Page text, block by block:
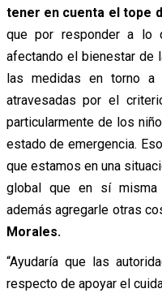
tener en cuenta el tope
que por responder a lo
afectando el bienestar de
las medidas en torno
atravesadas por el
particularmente de los
estado de emergencia.
que estamos en una
global que en sí
además agregarle otras
Morales.
“Ayudaría que las
respecto de apoyar el